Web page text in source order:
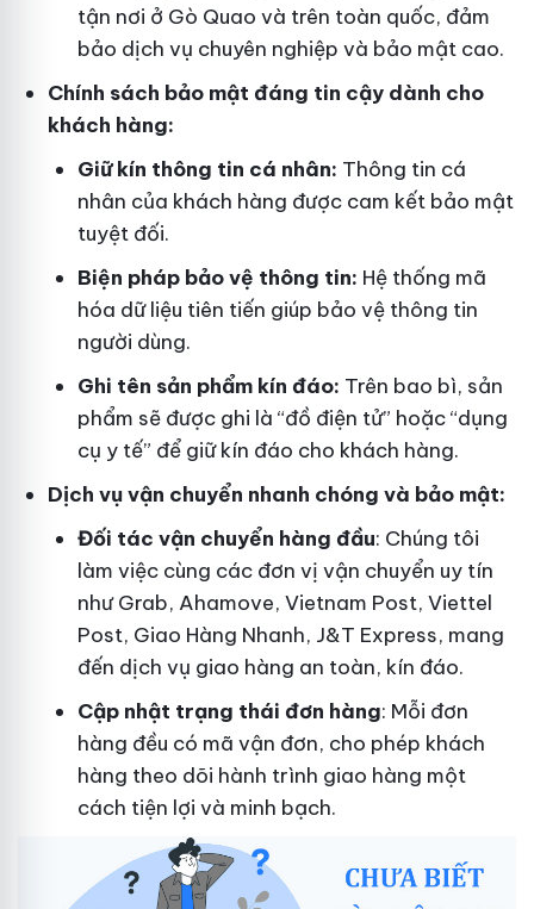
tận nơi ở Gò Quao và trên toàn quốc, đảm
bảo dịch vụ chuyên nghiệp và bảo mật cao.
Chính sách bảo mật đáng tin cậy dành cho
khách hàng:
Giữ kín thông tin cá nhân: Thông tin cá
nhân của khách hàng được cam kết bảo mật
tuyệt đối.
Biện pháp bảo vệ thông tin: Hệ thống mã
hóa dữ liệu tiên tiến giúp bảo vệ thông tin
người dùng.
Ghi tên sản phẩm kín đáo: Trên bao bì, sản
phẩm sẽ được ghi là “đồ điện tử” hoặc “dụng
cụ y tế” để giữ kín đáo cho khách hàng.
Dịch vụ vận chuyển nhanh chóng và bảo mật:
Đối tác vận chuyển hàng đầu: Chúng tôi
làm việc cùng các đơn vị vận chuyển uy tín
như Grab, Ahamove, Vietnam Post, Viettel
Post, Giao Hàng Nhanh, J&T Express, mang
đến dịch vụ giao hàng an toàn, kín đáo.
Cập nhật trạng thái đơn hàng: Mỗi đơn
hàng đều có mã vận đơn, cho phép khách
hàng theo dõi hành trình giao hàng một
cách tiện lợi và minh bạch.